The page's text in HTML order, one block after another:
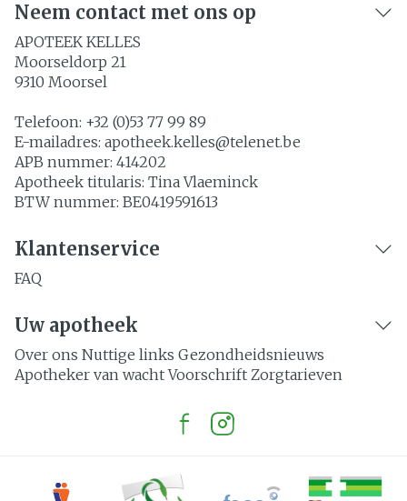
Neem contact met ons op
APOTEEK KELLES
Moorseldorp 21
9310 Moorsel
Telefoon: +32 (0)53 77 99 89
E-mailadres: apotheek.kelles@telenet.be
APB nummer: 414202
Apotheek titularis: Tina Vlaeminck
BTW nummer: BE0419591613
Klantenservice
FAQ
Uw apotheek
Over ons Nuttige links Gezondheidsnieuws
Apotheker van wacht Voorschrift Zorgtarieven